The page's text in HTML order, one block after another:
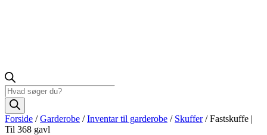
Products
search
Forside /Garderobe /Inventar til garderobe / Skuffer/ Fastskuffe |
Til 368 gavl